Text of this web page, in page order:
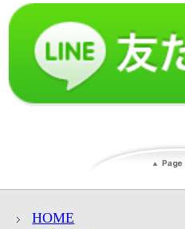
HOME